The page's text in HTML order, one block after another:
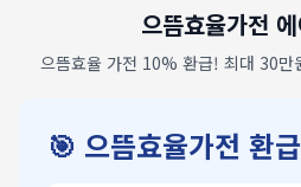
으뜸효율가전
으뜸효율 가전 10% 환급! 최대 30만
🎯 으뜸효율가전 환